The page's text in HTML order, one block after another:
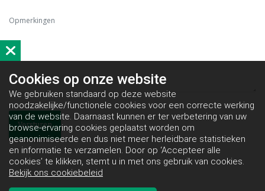
Cookies op onze website
We gebruiken standaard op deze website
noodzakelijke/functionele cookies voor een correcte werking
van de website. Daarnaast kunnen er ter verbetering van uw
browse-ervaring cookies geplaatst worden om
geanonimiseerde en dus niet meer herleidbare statistieken
en informatie te verzamelen. Door op ‘Accepteer alle
cookies’ te klikken, stemt u in met ons gebruik van cookies.
Bekijk ons cookiebeleid